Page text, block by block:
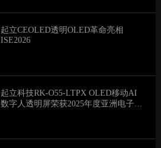
起立CEOLED透明OLED革命亮相
ISE2026
起立科技RK-O55-LTPX OLED移动AI
数字人透明屏荣获2025年度亚洲电子信